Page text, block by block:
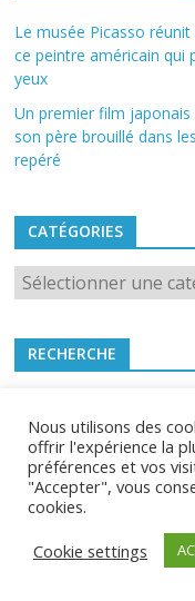
Le musée Picasso
ce peintre américain qui
yeux
Un premier film japonais
son père brouillé dans
repéré
CATÉGORIES
Catégories
RECHERCHE
Nous utilisons des
offrir l'expérience la
préférences et vos
"Accepter", vous
cookies.